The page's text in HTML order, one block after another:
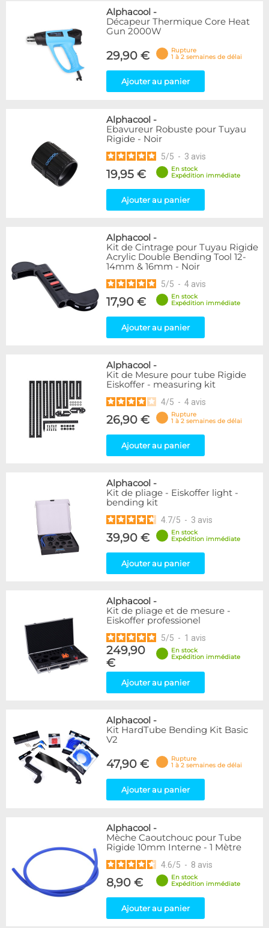
Alphacool -
Décapeur Thermique Core Heat
Gun 2000W
29,90 €
Rupture
1 à 2 semaines de délai
Ajouter au panier
Alphacool -
Ebavureur Robuste pour Tuyau
Rigide - Noir
5/5 - 3 avis
19,95 €
En stock
Expédition immédiate
Ajouter au panier
Alphacool -
Kit de Cintrage pour Tuyau Rigide
Acrylic Double Bending Tool 12-
14mm & 16mm - Noir
5/5 - 4 avis
17,90 €
En stock
Expédition immédiate
Ajouter au panier
Alphacool -
Kit de Mesure pour tube Rigide
Eiskoffer - measuring kit
4/5 - 4 avis
26,90 €
Rupture
1 à 2 semaines de délai
Ajouter au panier
Alphacool -
Kit de pliage - Eiskoffer light -
bending kit
4.7/5 - 3 avis
39,90 €
En stock
Expédition immédiate
Ajouter au panier
Alphacool -
Kit de pliage et de mesure -
Eiskoffer professionel
5/5 - 1 avis
249,90
€
En stock
Expédition immédiate
Ajouter au panier
Alphacool -
Kit HardTube Bending Kit Basic
V2
47,90 €
Rupture
1 à 2 semaines de délai
Ajouter au panier
Alphacool -
Mèche Caoutchouc pour Tube
Rigide 10mm Interne - 1 Mètre
4.6/5 - 8 avis
8,90 €
En stock
Expédition immédiate
Ajouter au panier